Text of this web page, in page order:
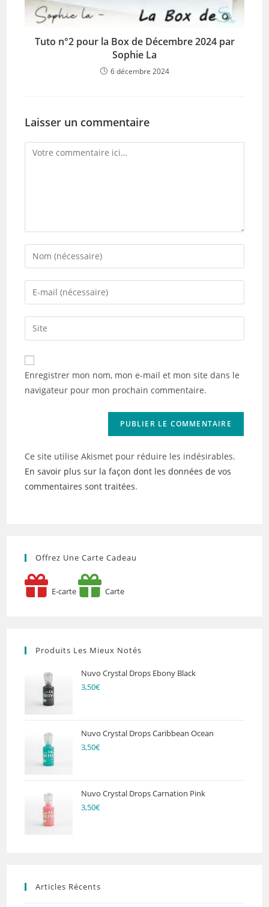
Tuto n°2 pour la Box de Décembre 2024 par
Sophie La
6 décembre 2024
Laisser un commentaire
Comment
Enter
your
name
comment
Enter
your
email
address
comment
Saisir
l’URL
de
votre
(facultatif)
Enregistrer mon nom, mon e-mail et mon site dans le
navigateur pour mon prochain commentaire.
Ce site utilise Akismet pour réduire les indésirables.
En savoir plus sur la façon dont les données de vos
commentaires sont traitées.
Offrez Une Carte Cadeau
E-carte Carte
Produits Les Mieux Notés
Nuvo Crystal Drops Ebony Black
3,50€
Nuvo Crystal Drops Caribbean Ocean
3,50€
Nuvo Crystal Drops Carnation Pink
3,50€
Articles Récents